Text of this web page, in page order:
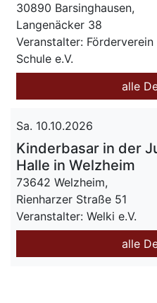
30890 Barsinghausen,
Langenäcker 38
Veranstalter:
Schule e.V.
alle
Sa. 10.10.2026
Kinderbasar in der
Halle in Welzheim
73642 Welzheim,
Rienharzer Straße 51
Veranstalter: Welki e.V.
alle